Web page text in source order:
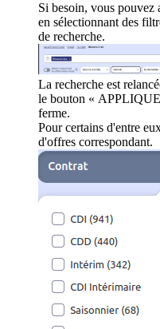
Si besoin, vous pouvez
en sélectionnant des
de recherche.
La recherche est
le bouton «
ferme.
Pour certains d'entre
d'offres correspondant.